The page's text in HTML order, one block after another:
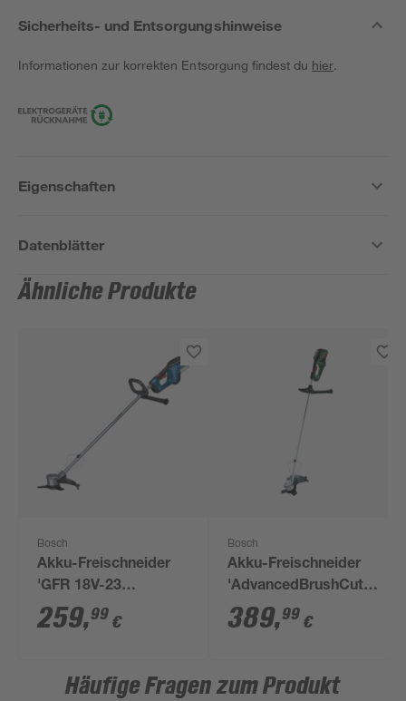
Sicherheits- und Entsorgungshinweise
Informationen zur korrekten Entsorgung findest du hier.
Eigenschaften
Datenblätter
Ähnliche Produkte
Bosch
Akku-Freischneider
'GFR 18V-23
Professional' 18 V
ohne Akku
259,99 €
Bosch
Akku-Freischneider
'AdvancedBrushCut
36 V' inklusive Akku
und Ladegerät
389,99 €
Häufige Fragen zum Produkt